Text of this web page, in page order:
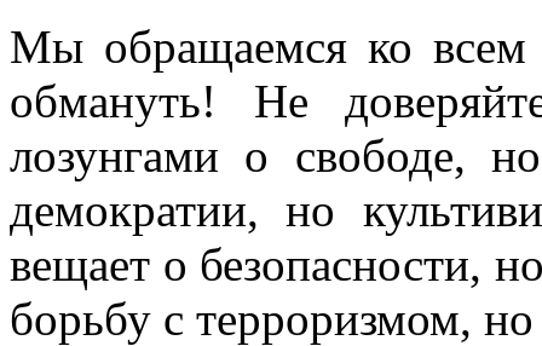
Мы обращаемся ко всем
обмануть! Не
лозунгами о свободе,
демократии, но
вещает о безопасности,
борьбу с терроризмом,